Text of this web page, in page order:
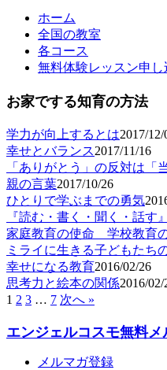
ホーム
全国の教室
各コース
無料体験レッスン申し
お家でする知育の方法
学力が向上するとは2017/12/
幸せとバランス2017/11/16
「ありがとう」の反対は「
親の言葉2017/10/26
ひとりで学ぶまでの勇気
『読む・書く・聞く・話す
家庭教育の使命 学校教育
ミライに生きる子どもたち
幸せになる教育2016/02/26
思考力と絵本の関係2016/02/
1 2 3 … 7 次へ »
エンジェルコスモ無料
メルマガ登録